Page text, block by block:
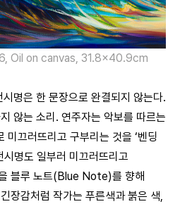
Oil on canvas, 31.8×40.9cm
시명은 한 문장으로 완결되지 않는다.
않는 소리. 연주자는 악보를 따르는
미끄러뜨리고 구부리는 것을 ‘벤딩
명도 일부러 미끄러뜨리고
블루 노트(Blue Note)를 향해
장감처럼 작가는 푸른색과 붉은 색,